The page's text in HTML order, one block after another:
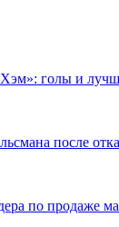
голы и
после
по продаже